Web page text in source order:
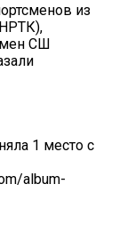
из
СШ
1 место с
album-